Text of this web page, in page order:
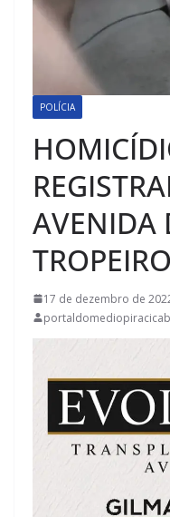
POLÍCIA
AVENIDA
17 de dezembro de